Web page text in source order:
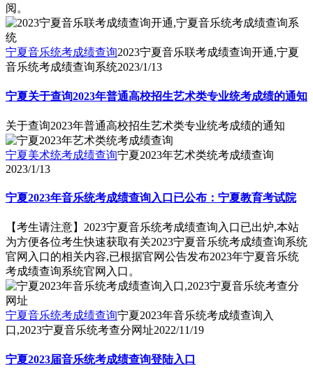
阅。
宁夏音乐统考成绩查询2023宁夏音乐联考成绩查询开通,宁夏
音乐统考成绩查询系统2023/1/13
宁夏关于查询2023年普通高校招生艺术类专业统考成绩的通知
关于查询2023年普通高校招生艺术类专业统考成绩的通知
宁夏美术统考成绩查询宁夏2023年艺术类统考成绩查询
2023/1/13
宁夏2023年音乐统考成绩查询入口已公布：宁夏教育考试院
【考生请注意】2023宁夏音乐统考成绩查询入口已出炉,本站
为方便各位考生快速获取有关2023宁夏音乐统考成绩查询系统
官网入口的相关内容,已根据官网公告发布2023年宁夏音乐统
考成绩查询系统官网入口。
宁夏音乐统考成绩查询宁夏2023年音乐统考成绩查询入
口,2023宁夏音乐统考查分网址2022/11/19
宁夏2023届音乐统考成绩查询登陆入口